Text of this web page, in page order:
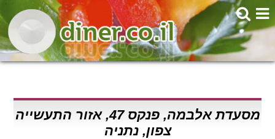
מסעדת אלבמה, פנקס 47, אזור התעשייה
צפון, נתניה